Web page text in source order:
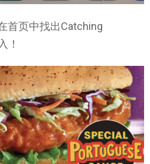
首页中找出Catching
！